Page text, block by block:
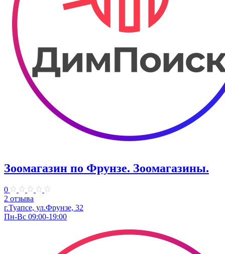
Зоомагазин по ​Фрунзе. Зоомагазины.
0
2 отзыва
г.Туапсе, ул.Фрунзе, 32
Пн-Вс 09:00-19:00